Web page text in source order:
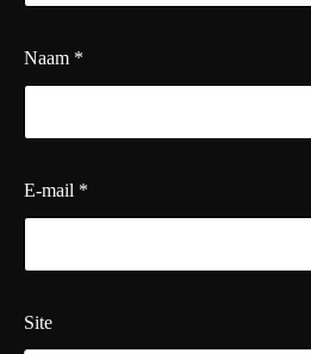
Naam *
E-mail *
Site